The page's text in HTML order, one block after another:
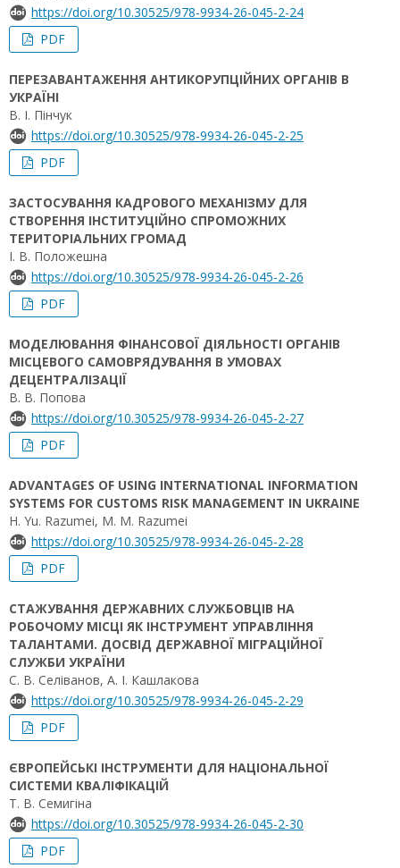
https://doi.org/10.30525/978-9934-26-045-2-24
PDF
ПЕРЕЗАВАНТАЖЕННЯ АНТИКОРУПЦІЙНИХ ОРГАНІВ В
УКРАЇНІ
В. І. Пінчук
https://doi.org/10.30525/978-9934-26-045-2-25
PDF
ЗАСТОСУВАННЯ КАДРОВОГО МЕХАНІЗМУ ДЛЯ
СТВОРЕННЯ ІНСТИТУЦІЙНО СПРОМОЖНИХ
ТЕРИТОРІАЛЬНИХ ГРОМАД
І. В. Положешна
https://doi.org/10.30525/978-9934-26-045-2-26
PDF
МОДЕЛЮВАННЯ ФІНАНСОВОЇ ДІЯЛЬНОСТІ ОРГАНІВ
МІСЦЕВОГО САМОВРЯДУВАННЯ В УМОВАХ
ДЕЦЕНТРАЛІЗАЦІЇ
В. В. Попова
https://doi.org/10.30525/978-9934-26-045-2-27
PDF
ADVANTAGES OF USING INTERNATIONAL INFORMATION
SYSTEMS FOR CUSTOMS RISK MANAGEMENT IN UKRAINE
H. Yu. Razumei, M. M. Razumei
https://doi.org/10.30525/978-9934-26-045-2-28
PDF
СТАЖУВАННЯ ДЕРЖАВНИХ СЛУЖБОВЦІВ НА
РОБОЧОМУ МІСЦІ ЯК ІНСТРУМЕНТ УПРАВЛІННЯ
ТАЛАНТАМИ. ДОСВІД ДЕРЖАВНОЇ МІГРАЦІЙНОЇ
СЛУЖБИ УКРАЇНИ
С. В. Селіванов, А. І. Кашлакова
https://doi.org/10.30525/978-9934-26-045-2-29
PDF
ЄВРОПЕЙСЬКІ ІНСТРУМЕНТИ ДЛЯ НАЦІОНАЛЬНОЇ
СИСТЕМИ КВАЛІФІКАЦІЙ
Т. В. Семигіна
https://doi.org/10.30525/978-9934-26-045-2-30
PDF